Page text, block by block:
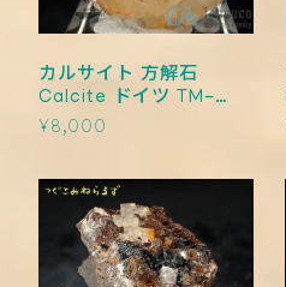
カルサイト 方解石
Calcite ドイツ TM-
0010
¥8,000